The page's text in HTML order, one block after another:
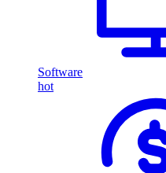
Software
hot